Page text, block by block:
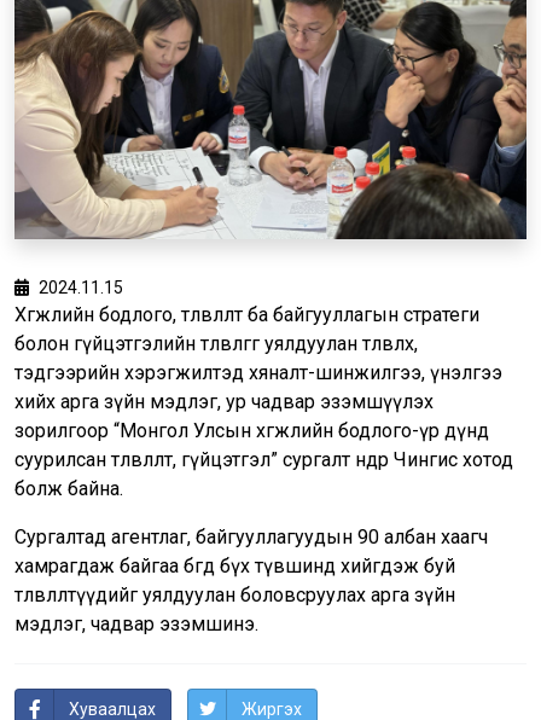
2024.11.15
Хөгжлийн бодлого, төлөвлөлт ба байгууллагын стратеги
болон гүйцэтгэлийн төлөвлөгөөг уялдуулан төлөвлөх,
тэдгээрийн хэрэгжилтэд хяналт-шинжилгээ, үнэлгээ
хийх арга зүйн мэдлэг, ур чадвар эзэмшүүлэх
зорилгоор “Монгол Улсын хөгжлийн бодлого-үр дүнд
суурилсан төлөвлөлт, гүйцэтгэл” сургалт өнөөдөр Чингис хотод
болж байна.
Сургалтад агентлаг, байгууллагуудын 90 албан хаагч
хамрагдаж байгаа бөгөөд бүх түвшинд хийгдэж буй
төлөвлөлтүүдийг уялдуулан боловсруулах арга зүйн
мэдлэг, чадвар эзэмшинэ.
Хуваалцах Жиргэх